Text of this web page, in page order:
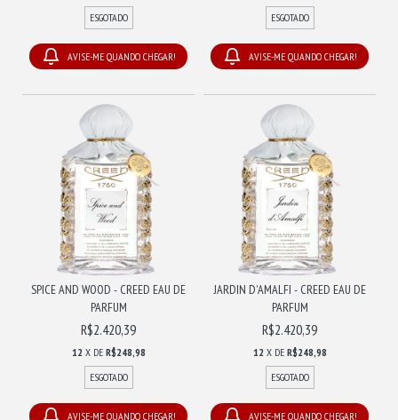
ESGOTADO
AVISE-ME QUANDO CHEGAR!
ESGOTADO
AVISE-ME QUANDO CHEGAR!
SPICE AND WOOD - CREED EAU DE
PARFUM
R$2.420,39
12 X DE R$248,98
ESGOTADO
AVISE-ME QUANDO CHEGAR!
JARDIN D'AMALFI - CREED EAU DE
PARFUM
R$2.420,39
12 X DE R$248,98
ESGOTADO
AVISE-ME QUANDO CHEGAR!